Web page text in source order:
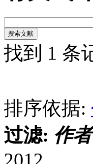
找到 1 条
排序依据:
过滤: 作者
2012